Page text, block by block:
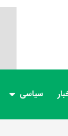
سیاسی